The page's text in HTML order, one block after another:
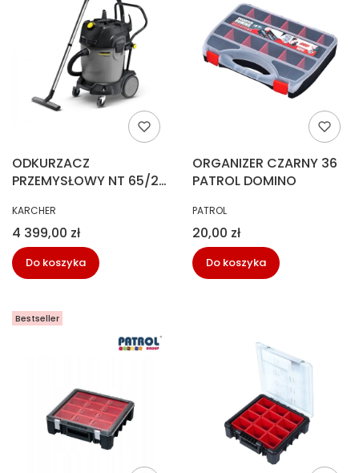
ODKURZACZ
PRZEMYSŁOWY NT 65/2
PRODUCENT
KARCHER
Cena
4 399,00 zł
Do koszyka
ORGANIZER CZARNY 36
PATROL DOMINO
PRODUCENT
PATROL
Cena
20,00 zł
Do koszyka
Bestseller